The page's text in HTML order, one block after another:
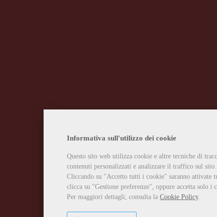
Informativa sull'utilizzo dei cookie
Questo sito web utilizza cookie e altre tecniche di
contenuti personalizzati e analizzare il traffico sul sito.
Cliccando su "Accetto tutti i cookie" saranno attivate
clicca su "Gestione preferenze", oppure accetta solo
Per maggiori dettagli, consulta la Cookie Policy.